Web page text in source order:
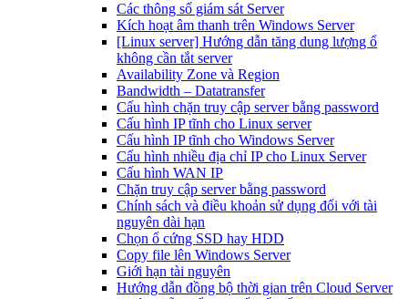
Các thông số giám sát Server
Kích hoạt âm thanh trên Windows Server
[Linux server] Hướng dẫn tăng dung lượng ổ
không cần tắt server
Availability Zone và Region
Bandwidth – Datatransfer
Cấu hình chặn truy cập server bằng password
Cấu hình IP tĩnh cho Linux server
Cấu hình IP tĩnh cho Windows Server
Cấu hình nhiều địa chỉ IP cho Linux Server
Cấu hình WAN IP
Chặn truy cập server bằng password
Chính sách và điều khoản sử dụng đối với tài
nguyên dài hạn
Chọn ổ cứng SSD hay HDD
Copy file lên Windows Server
Giới hạn tài nguyên
Hướng dẫn đồng bộ thời gian trên Cloud Server